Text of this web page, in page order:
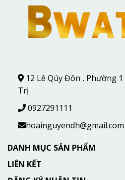
12 Lê Qúy Đôn , Phường
Trị
0927291111
hoainguyendh@gmail.com
DANH MỤC SẢN PHẨM
LIÊN KẾT